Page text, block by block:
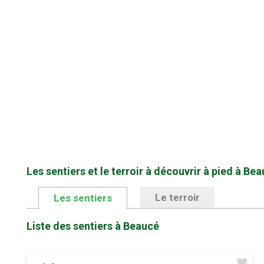
Les sentiers et le terroir à découvrir à pied à
Les sentiers Le terroir
Liste des sentiers à Beaucé